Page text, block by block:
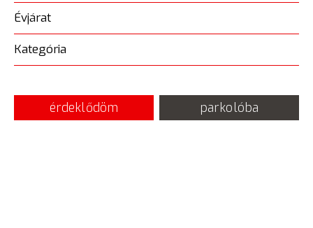
Évjárat
Kategória
érdeklődöm parkolóba